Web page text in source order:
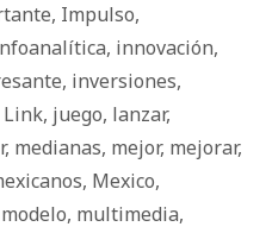
, Impulso,
, innovación,
, inversiones,
, juego, lanzar,
, medianas, mejor, mejorar,
, Mexico,
modelo, multimedia,